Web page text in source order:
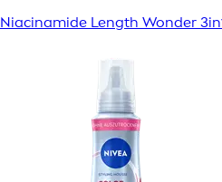
Niacinamide Length Wonder